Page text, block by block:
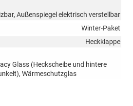
Außenspiegel elektrisch verstellbar
Winter-Paket
Heckklappe
Glass (Heckscheibe und hintere
Wärmeschutzglas